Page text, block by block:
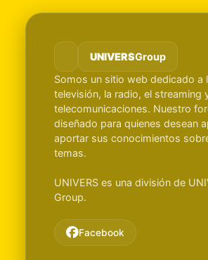
UNIVERSGroup
Somos un sitio web dedicado a
televisión, la radio, el streaming
telecomunicaciones. Nuestro
diseñado para quienes desean
aportar sus conocimientos
temas.
UNIVERS es una división de
Group.
Facebook